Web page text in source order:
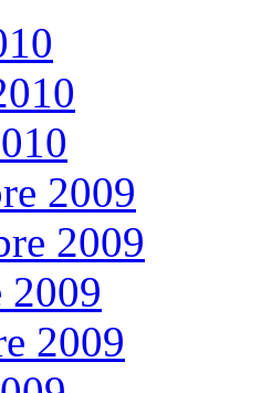
2009
2009
2009
2009